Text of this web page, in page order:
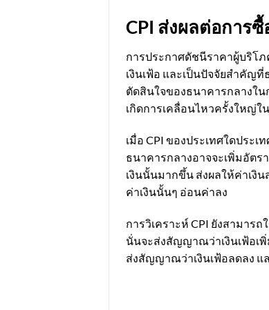
CPI ส่งผลต่อการซื้
การประกาศดัชนีราคาผู้บริโภ
เงินเฟ้อ และเป็นปัจจัยสำคัญ
ตัดสินใจของธนาคารกลางใน
เกิดการเคลื่อนไหวครั้งใหญ่ใ
เมื่อ CPI ของประเทศใดประ
ธนาคารกลางอาจจะเพิ่มอัตร
เงินนั้นมากขึ้น ส่งผลให้ค่าเงิ
ค่าเงินนั้นๆ อ่อนค่าลง
การวิเคราะห์ CPI ยังสามาร
นั่นจะส่งสัญญาณว่าเงินเฟ้อเ
ส่งสัญญาณว่าเงินเฟ้อลดลง แ